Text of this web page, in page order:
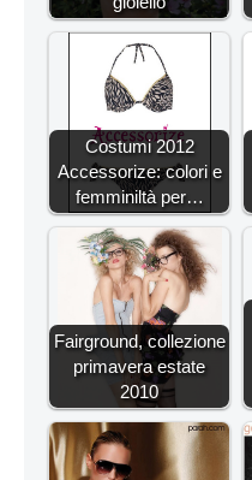
Costumi 2012
Accessorize: colori e
femminiltà per…
Fairground, collezione
primavera estate
2010